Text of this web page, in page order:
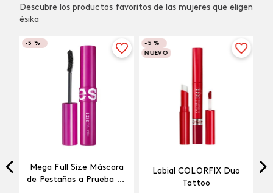
Descubre los productos favoritos de las mujeres que eligen
ésika
-5 %
Mega Full Size Máscara
de Pestañas a Prueba de
-5 %
NUEVO
Labial COLORFIX Duo
Tattoo